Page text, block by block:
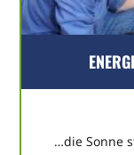
…die Sonne